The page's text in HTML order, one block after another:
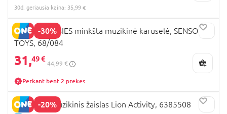
30d. geriausia kaina: 35,99 €
-30%
CANPOL BABIES minkšta muzikinė karuselė, SENSORY
TOYS, 68/084
31,49 €
44,99 €
Perkant bent 2 prekes
-20%
PLAYGRO muzikinis žaislas Lion Activity, 6385508